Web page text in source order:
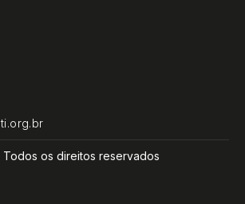
os direitos reservados